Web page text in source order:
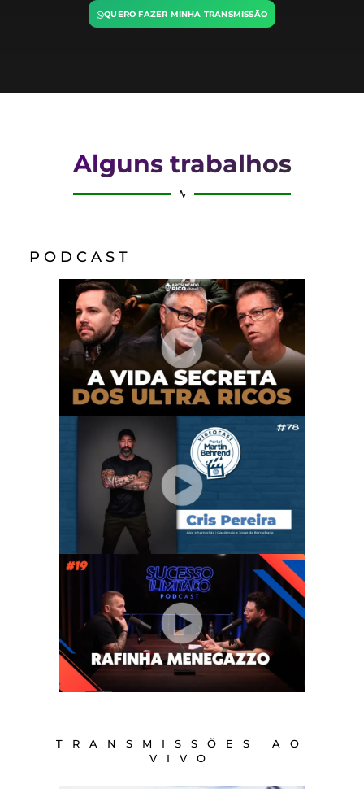
QUERO FAZER MINHA TRANSMISSÃO
Alguns trabalhos
P O D C A S T
TRANSMISSÕES AO
VIVO